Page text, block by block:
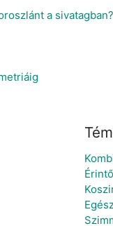
a sivatagban?
Érintő